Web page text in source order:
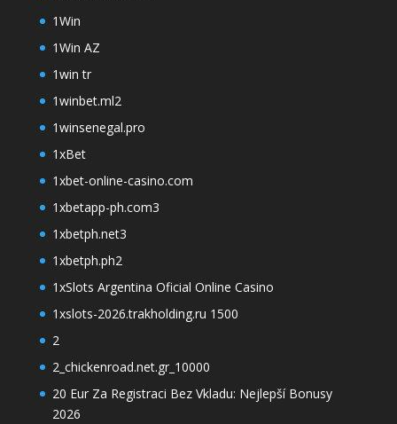
1Win
1Win AZ
1win tr
1winbet.ml2
1winsenegal.pro
1xBet
1xbet-online-casino.com
1xbetapp-ph.com3
1xbetph.net3
1xbetph.ph2
1xSlots Argentina Oficial Online Casino
1xslots-2026.trakholding.ru 1500
2
2_chickenroad.net.gr_10000
20 Eur Za Registraci Bez Vkladu: Nejlepší Bonusy
2026